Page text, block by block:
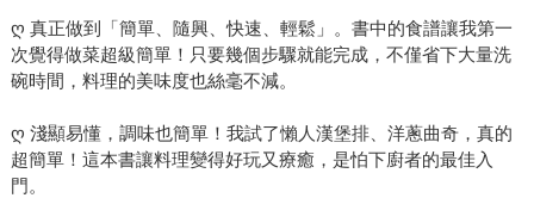
ღ 真正做到「簡單、隨興、快速、輕鬆」。書中的食譜讓我第一
次覺得做菜超級簡單！只要幾個步驟就能完成，不僅省下大量洗
碗時間，料理的美味度也絲毫不減。
ღ 淺顯易懂，調味也簡單！我試了懶人漢堡排、洋蔥曲奇，真的
超簡單！這本書讓料理變得好玩又療癒，是怕下廚者的最佳入
門。